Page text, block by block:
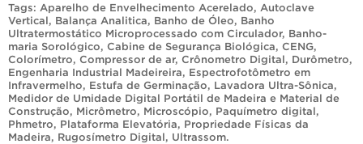
Tags: Aparelho de Envelhecimento Acerelado, Autoclave
Vertical, Balança Analitica, Banho de Óleo, Banho
Ultratermostático Microprocessado com Circulador, Banho-
maria Sorológico, Cabine de Segurança Biológica, CENG,
Colorímetro, Compressor de ar, Crônometro Digital, Durômetro,
Engenharia Industrial Madeireira, Espectrofotômetro em
Infravermelho, Estufa de Germinação, Lavadora Ultra-Sônica,
Medidor de Umidade Digital Portátil de Madeira e Material de
Construção, Micrômetro, Microscópio, Paquímetro digital,
Phmetro, Plataforma Elevatória, Propriedade Físicas da
Madeira, Rugosímetro Digital, Ultrassom.